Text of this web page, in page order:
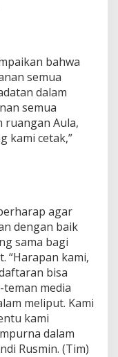
bahwa
semua
dalam
semua
ruangan Aula,
kami cetak,”
agar
dengan baik
sama bagi
“Harapan kami,
bisa
media
meliput. Kami
kami
dalam
Rusmin. (Tim)